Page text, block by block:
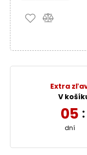
Extra
V
05
dní
: